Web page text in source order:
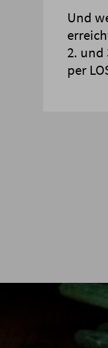
Und
2. und
per